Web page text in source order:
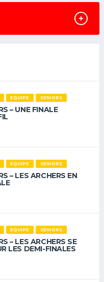
EQUIPE SENIORS
– UNE FINALE
EQUIPE SENIORS
– LES ARCHERS EN
EQUIPE SENIORS
– LES ARCHERS SE
LES DEMI-FINALES